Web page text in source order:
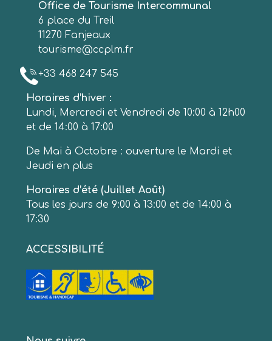
Office de Tourisme Intercommunal
6 place du Treil
11270 Fanjeaux
tourisme@ccplm.fr
+33 468 247 545
Horaires d’hiver :
Lundi, Mercredi et Vendredi de 10:00 à 12h00
et de 14:00 à 17:00
De Mai à Octobre : ouverture le Mardi et
Jeudi en plus
Horaires d’été (Juillet Août)
Tous les jours de 9:00 à 13:00 et de 14:00 à
17:30
ACCESSIBILITÉ